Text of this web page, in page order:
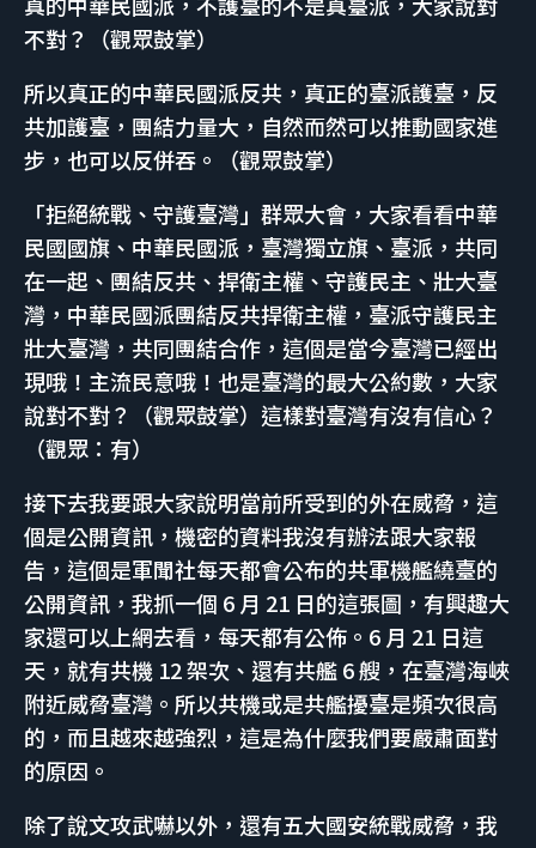
不對？（觀眾鼓掌）
所以真正的中華民國派反共，真正的臺派護臺，反
共加護臺，團結力量大，自然而然可以推動國家進
步，也可以反併吞。（觀眾鼓掌）
「拒絕統戰、守護臺灣」群眾大會，大家看看中華
民國國旗、中華民國派，臺灣獨立旗、臺派，共同
在一起、團結反共、捍衛主權、守護民主、壯大臺
灣，中華民國派團結反共捍衛主權，臺派守護民主
壯大臺灣，共同團結合作，這個是當今臺灣已經出
現哦！主流民意哦！也是臺灣的最大公約數，大家
說對不對？（觀眾鼓掌）這樣對臺灣有沒有信心？
（觀眾：有）
接下去我要跟大家說明當前所受到的外在威脅，這
個是公開資訊，機密的資料我沒有辦法跟大家報
告，這個是軍聞社每天都會公布的共軍機艦繞臺的
公開資訊，我抓一個 6 月 21 日的這張圖，有興趣大
家還可以上網去看，每天都有公佈。6 月 21 日這
天，就有共機 12 架次、還有共艦 6 艘，在臺灣海峽
附近威脅臺灣。所以共機或是共艦擾臺是頻次很高
的，而且越來越強烈，這是為什麼我們要嚴肅面對
的原因。
除了說文攻武嚇以外，還有五大國安統戰威脅，我